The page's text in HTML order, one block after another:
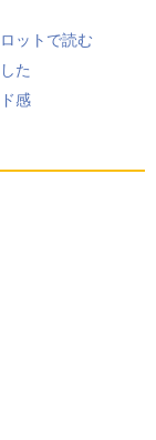
ットで読む
た
感